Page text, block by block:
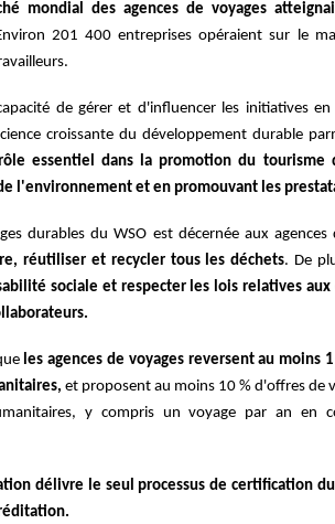
mondial des agences de voyages
201 400 entreprises opéraient sur le
de gérer et d'influencer les initiatives
croissante du développement durable
essentiel dans la promotion du tourisme
l'environnement et en promouvant les
durables du WSO est décernée aux agences
réutiliser et recycler tous les déchets. De
sociale et respecter les lois relatives
les agences de voyages reversent au moins
et proposent au moins 10 % d'offres de
y compris un voyage par an en
délivre le seul processus de certification